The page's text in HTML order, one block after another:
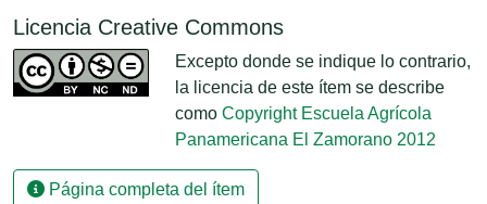
Licencia Creative Commons
Excepto donde se indique lo contrario,
la licencia de este ítem se describe
como Copyright Escuela Agrícola
Panamericana El Zamorano 2012
Página completa del ítem